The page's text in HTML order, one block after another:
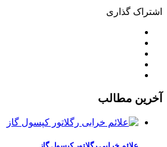
اشتراک گذاری
آخرین مطالب